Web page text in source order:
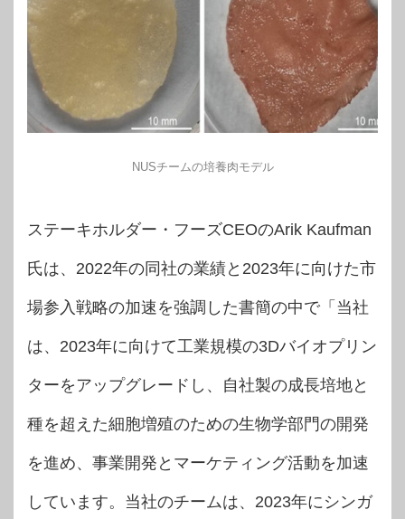
NUSチームの培養肉モデル
ステーキホルダー・フーズCEOのArik Kaufman
氏は、2022年の同社の業績と2023年に向けた市
場参入戦略の加速を強調した書簡の中で「当社
は、2023年に向けて工業規模の3Dバイオプリン
ターをアップグレードし、自社製の成長培地と
種を超えた細胞増殖のための生物学部門の開発
を進め、事業開発とマーケティング活動を加速
しています。当社のチームは、2023年にシンガ